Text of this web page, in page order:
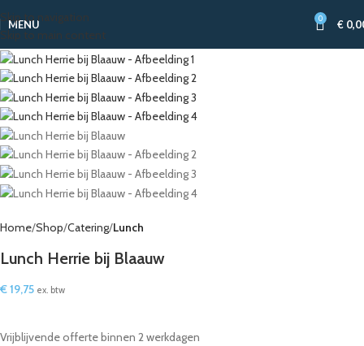
Skip to navigation
Skip to main content
MENU 0 €
Home Shop Catering Lunch
Lunch Herrie bij Blaauw
€19,75 ex. btw
Vrijblijvende offerte binnen 2 werkdagen